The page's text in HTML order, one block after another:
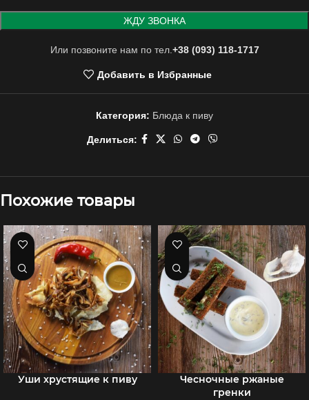
Или позвоните нам по тел.+38 (093) 118-1717
Добавить в Избранные
Категория: Блюда к пиву
Делиться:
Похожие товары
Уши хрустящие к пиву
Чесночные ржаные
гренки